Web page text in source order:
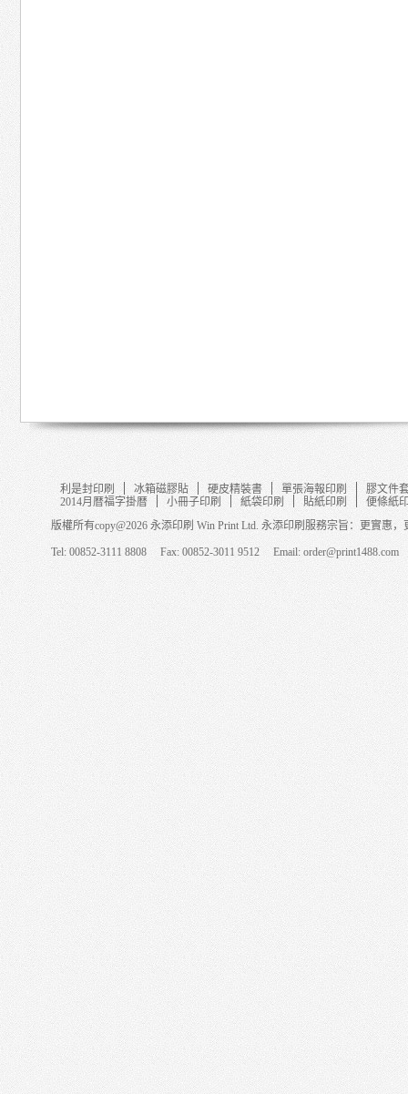
利是封印刷 冰箱磁膠貼 硬皮精裝書 單張海報印刷
膠文件
2014月暦福字掛暦
小冊子印刷 紙袋印刷 貼紙印刷
便條紙
版權所有copy@2026 永添印刷 Win Print Ltd. 永添印刷服務宗旨：更實惠
Tel: 00852-3111 8808 Fax: 00852-3011 9512 Email: order@print1488.com